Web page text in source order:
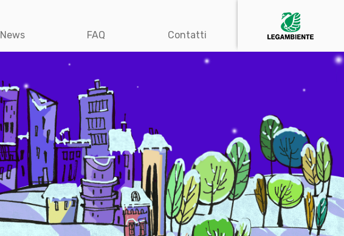
News FAQ Contatti